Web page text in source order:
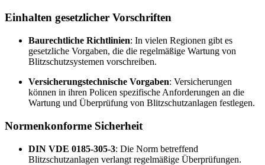
Einhalten gesetzlicher Vorschriften
Baurechtliche Richtlinien: In vielen Regionen gibt es
gesetzliche Vorgaben, die die regelmäßige Wartung von
Blitzschutzsystemen vorschreiben.
Versicherungstechnische Vorgaben: Versicherungen
können in ihren Policen spezifische Anforderungen an die
Wartung und Überprüfung von Blitzschutzanlagen festlegen.
Normenkonforme Sicherheit
DIN VDE 0185-305-3: Die Norm betreffend
Blitzschutzanlagen verlangt regelmäßige Überprüfungen.